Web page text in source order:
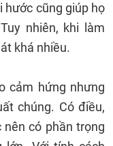
hước cũng giúp họ
nhiên, khi làm
khá nhiều.
cảm hứng nhưng
chúng. Có điều,
có phần trọng